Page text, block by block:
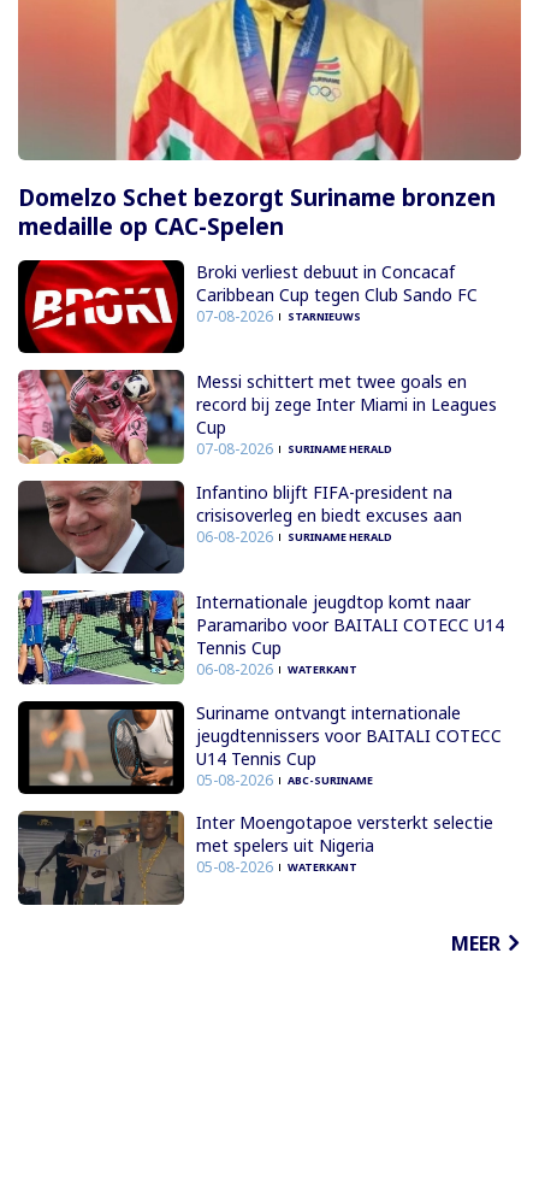
Domelzo Schet bezorgt Suriname bronzen
medaille op CAC-Spelen
Broki verliest debuut in Concacaf
Caribbean Cup tegen Club Sando FC
07-08-2026 STARNIEUWS
Messi schittert met twee goals en
record bij zege Inter Miami in Leagues
Cup
07-08-2026 SURINAME HERALD
Infantino blijft FIFA-president na
crisisoverleg en biedt excuses aan
06-08-2026 SURINAME HERALD
Internationale jeugdtop komt naar
Paramaribo voor BAITALI COTECC U14
Tennis Cup
06-08-2026 WATERKANT
Suriname ontvangt internationale
jeugdtennissers voor BAITALI COTECC
U14 Tennis Cup
05-08-2026 ABC-SURINAME
Inter Moengotapoe versterkt selectie
met spelers uit Nigeria
05-08-2026 WATERKANT
MEER